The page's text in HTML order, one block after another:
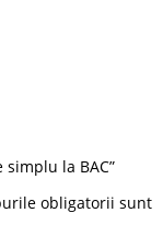
la BAC”
obligatorii sunt